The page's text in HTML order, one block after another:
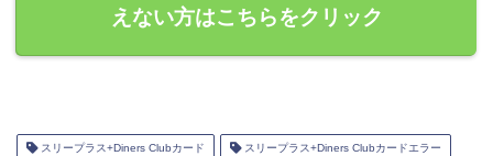
えない方はこちらをクリック
スリープラス+Diners Clubカード スリープラス+Diners Clubカードエラー